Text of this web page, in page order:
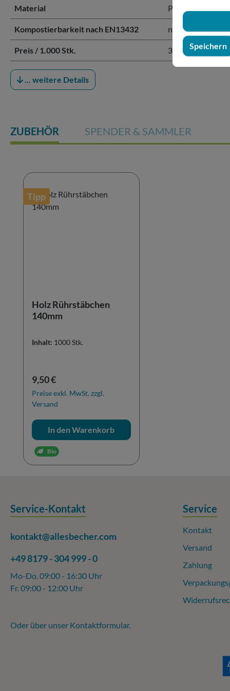
Material Papier mit PE-
Kompostierbarkeit nach EN13432 nicht
Preis / 1.000 Stk. 39,50 € / 1.000
... weitere Details
ZUBEHÖR SPENDER & SAMMLER
Tipp
Holz Rührstäbchen
140mm
Inhalt: 1000 Stk.
Regulärer Preis:
9,50 €
Preise exkl. MwSt. zzgl.
Versand
In den Warenkorb
Bio
Service-Kontakt
kontakt@allesbecher.com
+49 8179 - 304 999 - 0
Mo-Do. 09:00 - 16:30 Uhr
Fr. 09:00 - 12:00 Uhr
Oder über unser Kontaktformular.
Service
Kontakt
Versand
Zahlung
Speichern